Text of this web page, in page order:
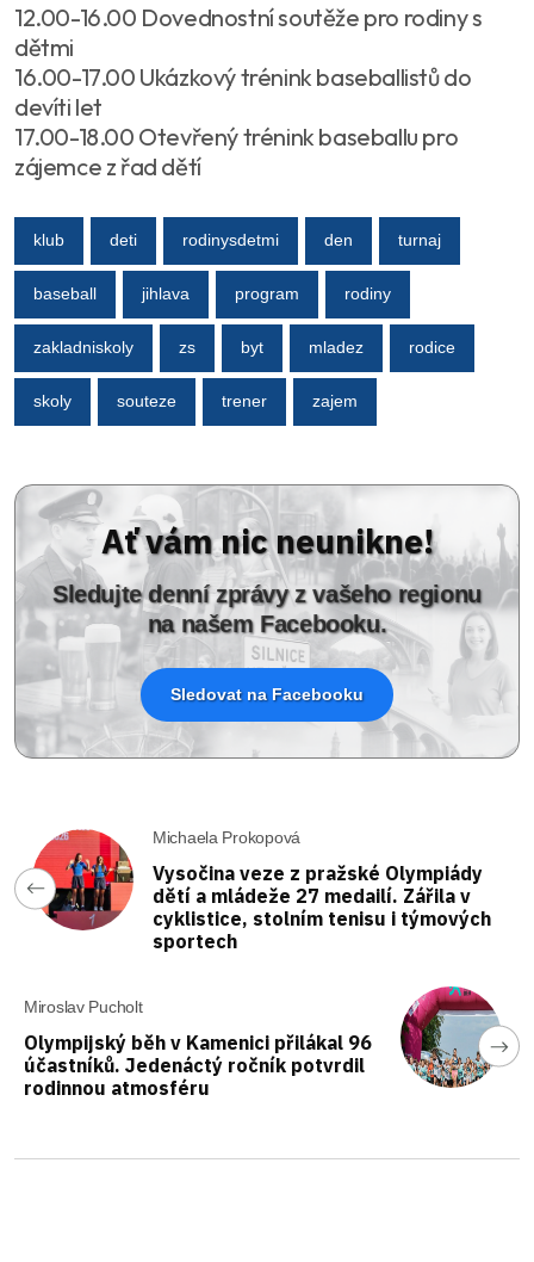
12.00-16.00 Dovednostní soutěže pro rodiny s
dětmi
16.00-17.00 Ukázkový trénink baseballistů do
devíti let
17.00-18.00 Otevřený trénink baseballu pro
zájemce z řad dětí
klub deti rodinysdetmi den turnaj
baseball jihlava program rodiny
zakladniskoly zs byt mladez rodice
skoly souteze trener zajem
Ať vám nic neunikne!
Sledujte denní zprávy z vašeho regionu
na našem Facebooku.
Sledovat na Facebooku
Michaela Prokopová
Vysočina veze z pražské Olympiády
dětí a mládeže 27 medailí. Zářila v
cyklistice, stolním tenisu i týmových
sportech
Miroslav Pucholt
Olympijský běh v Kamenici přilákal 96
účastníků. Jedenáctý ročník potvrdil
rodinnou atmosféru